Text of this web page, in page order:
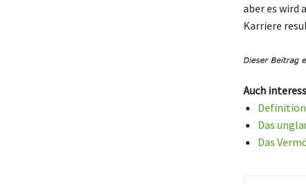
aber es wird
Karriere
Auch
Definition
Das
Das